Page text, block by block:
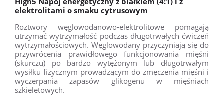
elektrolitami o smaku cytrusowym
Roztwory węglowodanowo-elektrolitowe pomagają
utrzymać wytrzymałość podczas długotrwałych ćwiczeń
wytrzymałościowych. Węglowodany przyczyniają się do
przywrócenia prawidłowego funkcjonowania mięśni
(skurczu) po bardzo wytężonym lub długotrwałym
wysiłku fizycznym prowadzącym do zmęczenia mięśni i
wyczerpania zapasów glikogenu w mięśniach
szkieletowych.